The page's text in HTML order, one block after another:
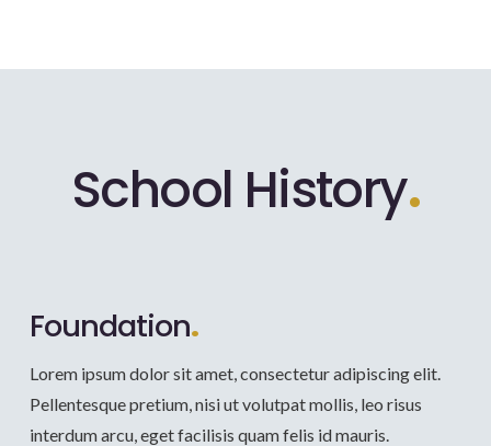
School History.
Foundation.
Lorem ipsum dolor sit amet, consectetur adipiscing elit.
Pellentesque pretium, nisi ut volutpat mollis, leo risus
interdum arcu, eget facilisis quam felis id mauris.